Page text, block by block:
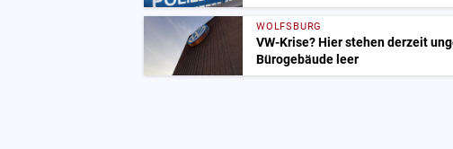
WOLFSBURG
VW-Krise? Hier stehen derzeit
Bürogebäude leer